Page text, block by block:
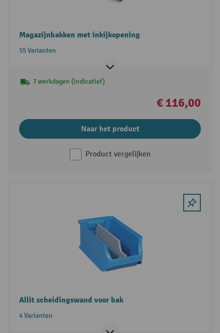
Magazijnbakken met inkijkopening
55 Varianten
7 werkdagen (indicatief)
€ 116,00
Naar het product
Product vergelijken
Allit scheidingswand voor bak
4 Varianten